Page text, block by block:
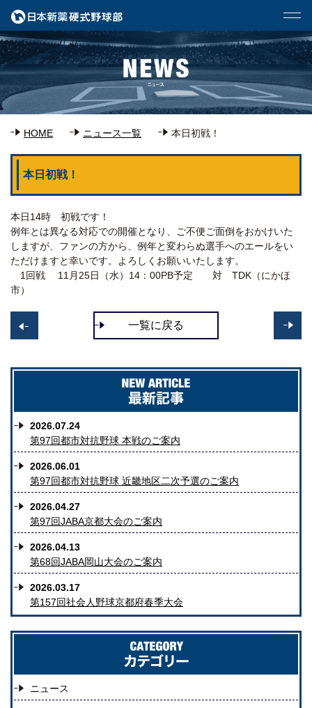
HOME ニュース一覧 本日初戦！
本日初戦！
本日14時 初戦です！
例年とは異なる対応での開催となり、ご不便ご面倒をおかけいた
しますが、ファンの方から、例年と変わらぬ選手へのエールをい
ただけますと幸いです。よろしくお願いいたします。
1回戦 11月25日（水）14：00PB予定 対 TDK（にかほ
市）
一覧に戻る
2026.07.24
第97回都市対抗野球 本戦のご案内
2026.06.01
第97回都市対抗野球 近畿地区二次予選のご案内
2026.04.27
第97回JABA京都大会のご案内
2026.04.13
第68回JABA岡山大会のご案内
2026.03.17
第157回社会人野球京都府春季大会
ニュース